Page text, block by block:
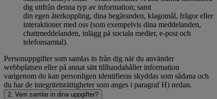
dig utifrån denna typ av information; samt
din egen återkoppling, dina begäranden, klagomål, frågor eller
interaktioner med oss (som exempelvis dina meddelanden,
chattmeddelanden, inlägg på sociala medier, e-post och
telefonsamtal).
Personuppgifter som samlas in från dig när du använder
webbplatsen eller på annat sätt tillhandahåller information
varigenom du kan personligen identifieras skyddas som sådana och
du har de integritetsrättigheter som anges i paragraf H) nedan.
2. Vem samlar in dina uppgifter?